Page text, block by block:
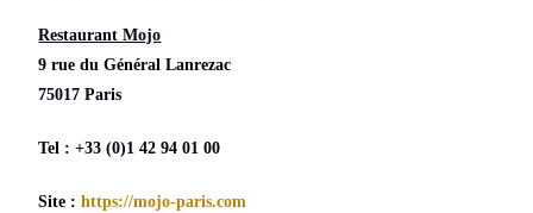
Restaurant Mojo
9 rue du Général Lanrezac
75017 Paris
Tel : +33 (0)1 42 94 01 00
Site :https://mojo-paris.com